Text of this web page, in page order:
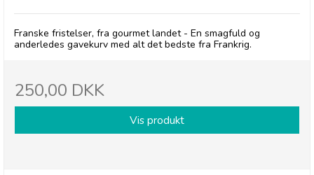
Franske fristelser, fra gourmet landet - En smagfuld og
anderledes gavekurv med alt det bedste fra Frankrig.
250,00 DKK
Vis produkt